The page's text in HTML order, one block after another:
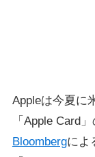
Appleは今夏に
「Apple Card
Bloombergによ